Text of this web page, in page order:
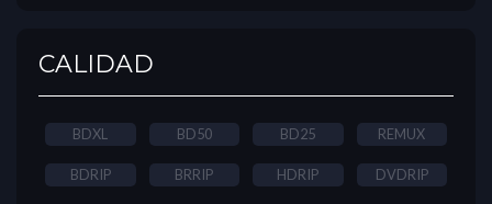
CALIDAD
BDXL BD50 BD25 REMUX
BDRIP BRRIP HDRIP DVDRIP